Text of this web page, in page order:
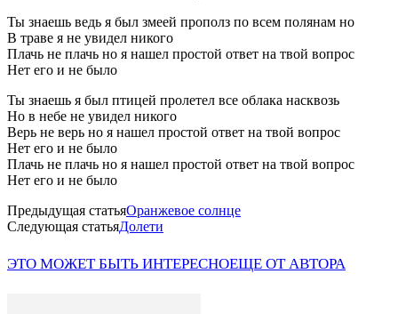
Ты знаешь ведь я был змеей прополз по всем полянам но
В траве я не увидел никого
Плачь не плачь но я нашел простой ответ на твой вопрос
Нет его и не было
Ты знаешь я был птицей пролетел все облака насквозь
Но в небе не увидел никого
Верь не верь но я нашел простой ответ на твой вопрос
Нет его и не было
Плачь не плачь но я нашел простой ответ на твой вопрос
Нет его и не было
Предыдущая статьяОранжевое солнце
Следующая статьяДолети
ЭТО МОЖЕТ БЫТЬ ИНТЕРЕСНОЕЩЕ ОТ АВТОРА